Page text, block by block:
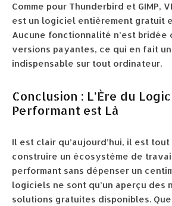
Comme pour Thunderbird et GIMP,
est un logiciel entièrement gratuit
Aucune fonctionnalité n’est bridée
versions payantes, ce qui en fait
indispensable sur tout ordinateur.
Conclusion : L’Ère du
Performant est Là
Il est clair qu’aujourd’hui, il est
construire un écosystème de
performant sans dépenser un
logiciels ne sont qu’un aperçu des
solutions gratuites disponibles.